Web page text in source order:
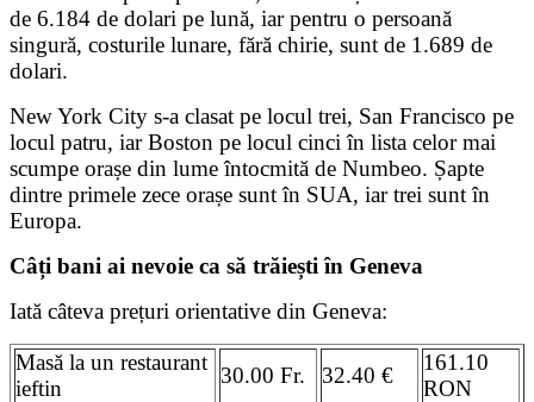
de 6.184 de dolari pe lună, iar pentru o persoană
singură, costurile lunare, fără chirie, sunt de 1.689 de
dolari.
New York City s-a clasat pe locul trei, San Francisco pe
locul patru, iar Boston pe locul cinci în lista celor mai
scumpe orașe din lume întocmită de Numbeo. Șapte
dintre primele zece orașe sunt în SUA, iar trei sunt în
Europa.
Câți bani ai nevoie ca să trăiești în Geneva
Iată câteva prețuri orientative din Geneva:
Masă la un restaurant
ieftin
30.00 Fr. 32.40 €
161.10
RON